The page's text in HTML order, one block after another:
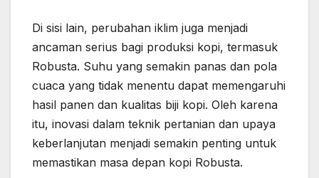
Di sisi lain, perubahan iklim juga menjadi
ancaman serius bagi produksi kopi, termasuk
Robusta. Suhu yang semakin panas dan pola
cuaca yang tidak menentu dapat memengaruhi
hasil panen dan kualitas biji kopi. Oleh karena
itu, inovasi dalam teknik pertanian dan upaya
keberlanjutan menjadi semakin penting untuk
memastikan masa depan kopi Robusta.